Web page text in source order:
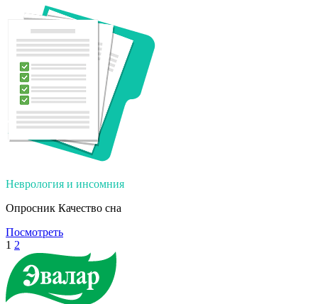
Неврология и инсомния
Опросник Качество сна
Посмотреть
1 2